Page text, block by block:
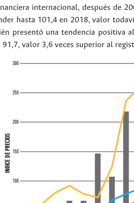
internacional, después de
hasta 101,4 en 2018, valor
presentó una tendencia positiva
valor 3,6 veces superior al